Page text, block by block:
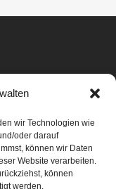
wir Technologien wie
oder darauf
können wir Daten
Website verarbeiten.
können
werden.